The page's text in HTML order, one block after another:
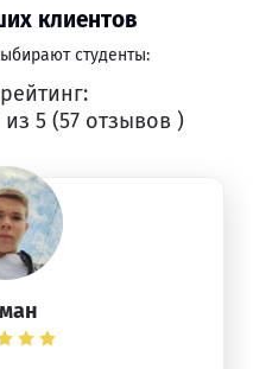
клиентов
студенты:
из 5 (57 отзывов )